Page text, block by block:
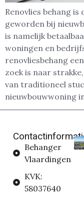
Renovlies behang
geworden bij
is namelijk
woningen en
renovliesbehang
zoek is naar
van traditioneel
nieuwbouwwoning
Behanger
Vlaardingen
KVK:
58037640